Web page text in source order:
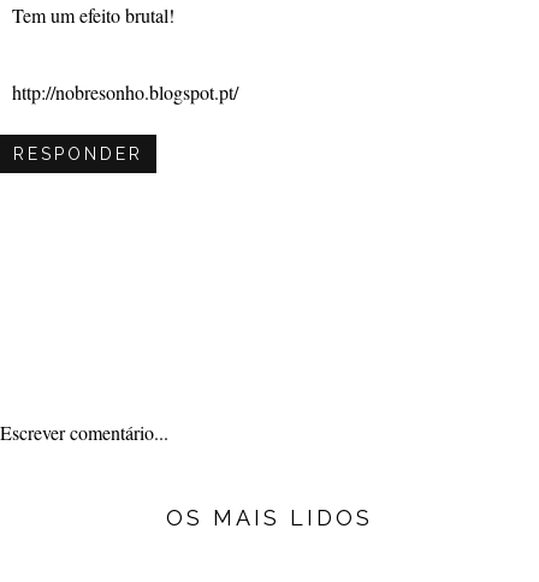
Tem um efeito brutal!
http://nobresonho.blogspot.pt/
RESPONDER
Escrever comentário...
OS MAIS LIDOS